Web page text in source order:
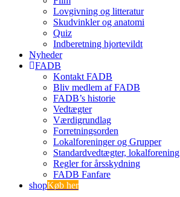
Lovgivning og litteratur
Skudvinkler og anatomi
Quiz
Indberetning hjortevildt
Nyheder
FADB
Kontakt FADB
Bliv medlem af FADB
FADB’s historie
Vedtægter
Værdigrundlag
Forretningsorden
Lokalforeninger og Grupper
Standardvedtægter, lokalforening
Regler for årsskydning
FADB Fanfare
shopKøb her